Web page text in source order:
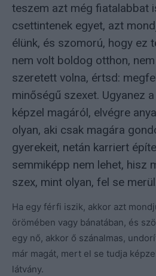
teszem azt még fiatalabbat
csettintenek egyet, azt
élünk, és szomorú, hogy ez
nem volt boldog otthon,
szeretett volna, értsd:
minőségű szexet. Ugyanez
képzel magáról, elvégre
olyan, aki csak magára
gyerekeit, netán karriert
semmiképp nem lehet, hisz
szex, mint olyan, fel se
Ha egy férfi iszik, akkor azt
örömében vagy bánatában, és
egy nő, akkor ő szánalmas,
már magát, mert el se tudja
látvány.